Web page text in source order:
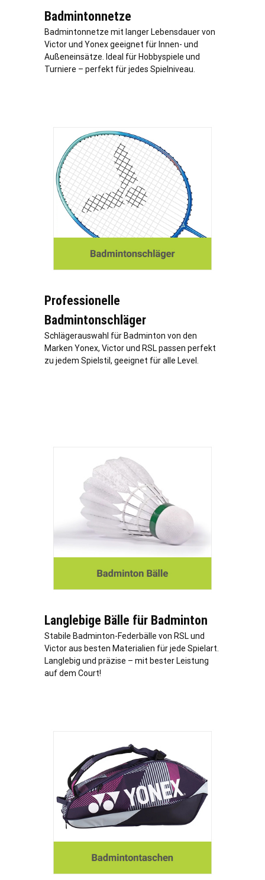
Badmintonnetze
Badmintonnetze mit langer Lebensdauer von
Victor und Yonex geeignet für Innen- und
Außeneinsätze. Ideal für Hobbyspiele und
Turniere – perfekt für jedes Spielniveau.
Professionelle
Badmintonschläger
Schlägerauswahl für Badminton von den
Marken Yonex, Victor und RSL passen perfekt
zu jedem Spielstil, geeignet für alle Level.
Langlebige Bälle für Badminton
Stabile Badminton-Federbälle von RSL und
Victor aus besten Materialien für jede Spielart.
Langlebig und präzise – mit bester Leistung
auf dem Court!